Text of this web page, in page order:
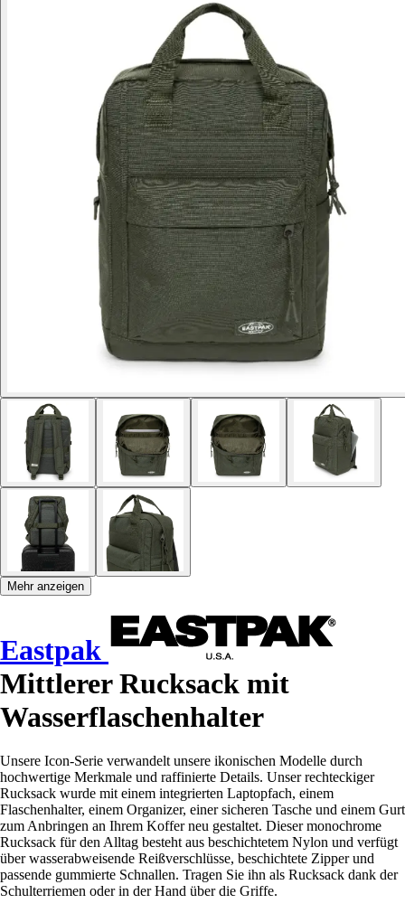
Mehr anzeigen
Eastpak
Mittlerer Rucksack mit
Wasserflaschenhalter
Unsere Icon-Serie verwandelt unsere ikonischen Modelle durch
hochwertige Merkmale und raffinierte Details. Unser rechteckiger
Rucksack wurde mit einem integrierten Laptopfach, einem
Flaschenhalter, einem Organizer, einer sicheren Tasche und einem Gurt
zum Anbringen an Ihrem Koffer neu gestaltet. Dieser monochrome
Rucksack für den Alltag besteht aus beschichtetem Nylon und verfügt
über wasserabweisende Reißverschlüsse, beschichtete Zipper und
passende gummierte Schnallen. Tragen Sie ihn als Rucksack dank der
Schulterriemen oder in der Hand über die Griffe.